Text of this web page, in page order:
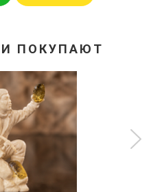
ПОКУПАЮТ